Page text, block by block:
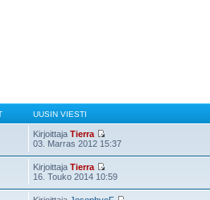
UUSIN VIESTI
KirjoittajaTierra
03. Marras 2012 15:37
KirjoittajaTierra
16. Touko 2014 10:59